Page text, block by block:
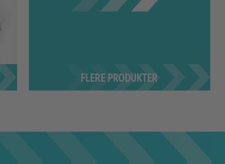
FLERE PRODUKTER